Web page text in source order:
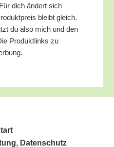
dich ändert sich
bleibt gleich.
du also mich und den
Pro­dukt­links zu
Datenschutz